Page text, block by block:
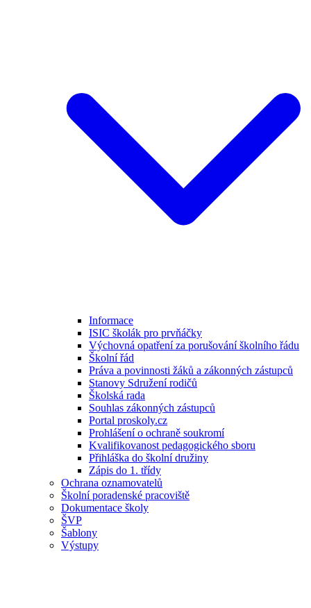
Informace
ISIC školák pro prvňáčky
Výchovná opatření za porušování školního řádu
Školní řád
Práva a povinnosti žáků a zákonných zástupců
Stanovy Sdružení rodičů
Školská rada
Souhlas zákonných zástupců
Portal proskoly.cz
Prohlášení o ochraně soukromí
Kvalifikovanost pedagogického sboru
Přihláška do školní družiny
Zápis do 1. třídy
Ochrana oznamovatelů
Školní poradenské pracoviště
Dokumentace školy
ŠVP
Šablony
Výstupy